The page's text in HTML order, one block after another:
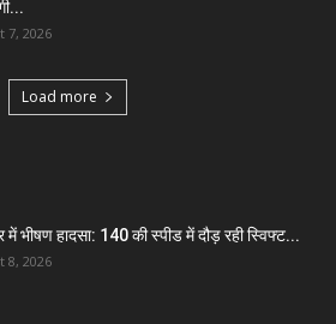
7, 2026
Load more
में भीषण हादसा: 140 की स्पीड में दौड़ रही स्विफ्ट...
8, 2026